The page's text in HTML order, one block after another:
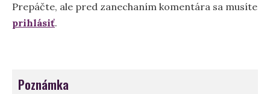
Prepáčte, ale pred zanechaním komentára sa musíte
prihlásiť.
Poznámka